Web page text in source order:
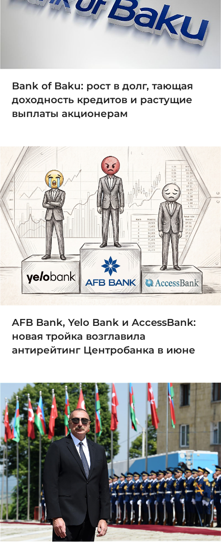
Bank of Baku: рост в долг, тающая
доходность кредитов и растущие
выплаты акционерам
AFB Bank, Yelo Bank и AccessBank:
новая тройка возглавила
антирейтинг Центробанка в июне